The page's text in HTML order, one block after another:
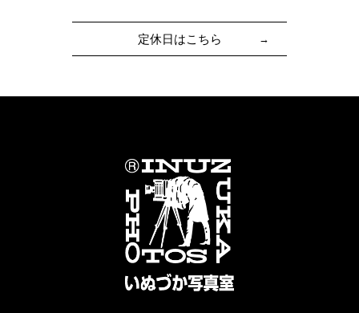
定休日はこちら